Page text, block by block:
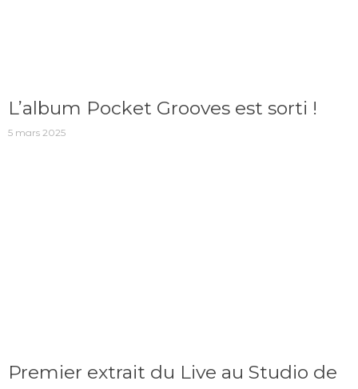
L’album Pocket Grooves est sorti !
5 mars 2025
Premier extrait du Live au Studio de